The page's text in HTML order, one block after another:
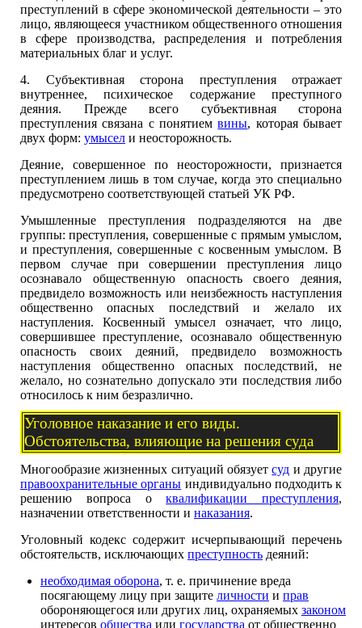
преступлений в сфере экономической деятельности – это
лицо, являющееся участником общественного отношения
в сфере производства, распределения и потребления
материальных благ и услуг.
4. Субъективная сторона преступления отражает
внутреннее, психическое содержание преступного
деяния. Прежде всего субъективная сторона
преступления связана с понятиемвины, которая бывает
двух форм: умысел и неосторожность.
Деяние, совершенное по неосторожности, признается
преступлением лишь в том случае, когда это специально
предусмотрено соответствующей статьей УК РФ.
Умышленные преступления подразделяются на две
группы: преступления, совершенные с прямым умыслом,
и преступления, совершенные с косвенным умыслом. В
первом случае при совершении преступления лицо
осознавало общественную опасность своего деяния,
предвидело возможность или неизбежность наступления
общественно опасных последствий и желало их
наступления. Косвенный умысел означает, что лицо,
совершившее преступление, осознавало общественную
опасность своих деяний, предвидело возможность
наступления общественно опасных последствий, не
желало, но сознательно допускало эти последствия либо
относилось к ним безразлично.
Уголовное наказание и его виды.
Обстоятельства, влияющие на решения суда
Многообразие жизненных ситуаций обязуетсуд и другие
правоохранительные органы индивидуально подходить к
решению вопроса оквалификации преступления,
назначении ответственности и наказания.
Уголовный кодекс содержит исчерпывающий перечень
обстоятельств, исключающих преступность деяний:
необходимая оборона, т. е. причинение вреда
посягающему лицу при защите личности и прав
обороняющегося или других лиц, охраняемых законом
интересов общества или государства от общественно